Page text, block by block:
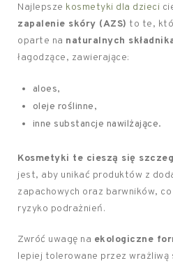
Najlepsze kosmetyki dla dzieci
zapalenie skóry (AZS) to te,
oparte na naturalnych
łagodzące, zawierające:
aloes,
oleje roślinne,
inne substancje nawilżające.
Kosmetyki te cieszą się
jest, aby unikać produktów z
zapachowych oraz barwników,
ryzyko podrażnień.
Zwróć uwagę na ekologiczne
lepiej tolerowane przez wrażliwą